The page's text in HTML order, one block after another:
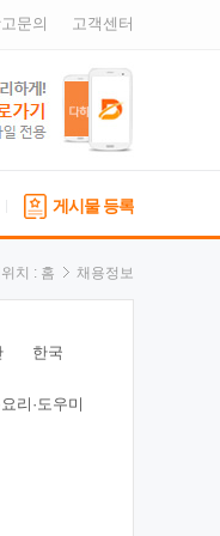
문의 고객센터
게시물 등록
치 : 홈 채용정보
한국
리·도우미